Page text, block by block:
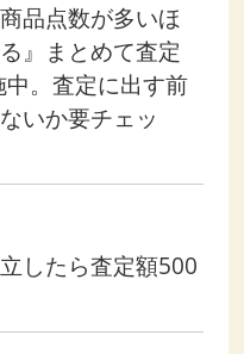
品点数が多いほ
』まとめて査定
。査定に出す前
いか要チェッ
したら査定額500